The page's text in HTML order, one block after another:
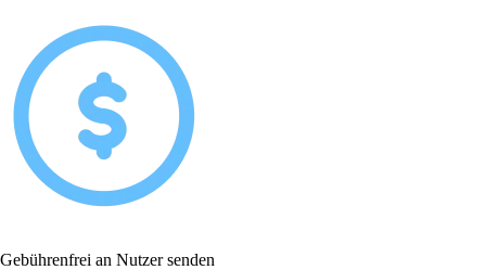
Gebührenfrei an Nutzer senden